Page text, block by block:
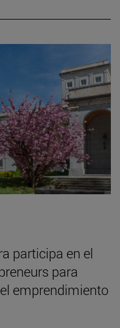
participa en el
para
emprendimiento